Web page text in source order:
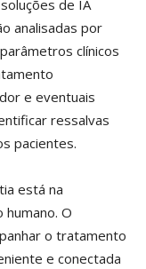
de IA
analisadas por
clínicos
e eventuais
ressalvas
pacientes.
está na
O
o tratamento
e conectada